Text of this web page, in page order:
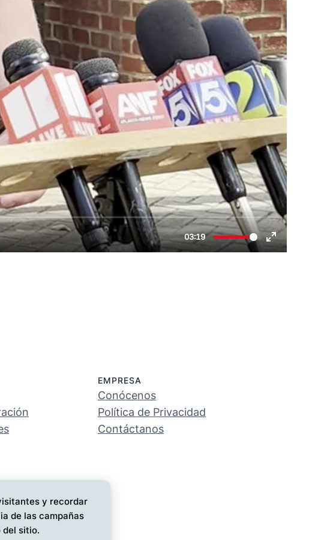
EMPRESA
Conócenos
Política de Privacidad
Contáctanos
y recordar
de las campañas
sitio.